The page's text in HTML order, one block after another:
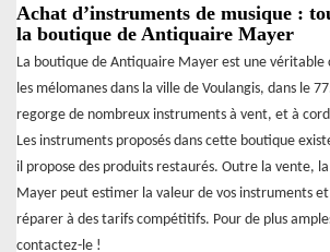
Achat d’instruments de musique :
la boutique de Antiquaire Mayer
La boutique de Antiquaire Mayer est une véritable
les mélomanes dans la ville de Voulangis, dans le
regorge de nombreux instruments à vent, et à
Les instruments proposés dans cette boutique
il propose des produits restaurés. Outre la vente,
Mayer peut estimer la valeur de vos instruments et
réparer à des tarifs compétitifs. Pour de plus
contactez-le !